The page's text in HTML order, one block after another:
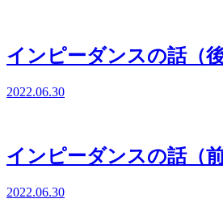
インピーダンスの話（後
2022.06.30
インピーダンスの話（前
2022.06.30